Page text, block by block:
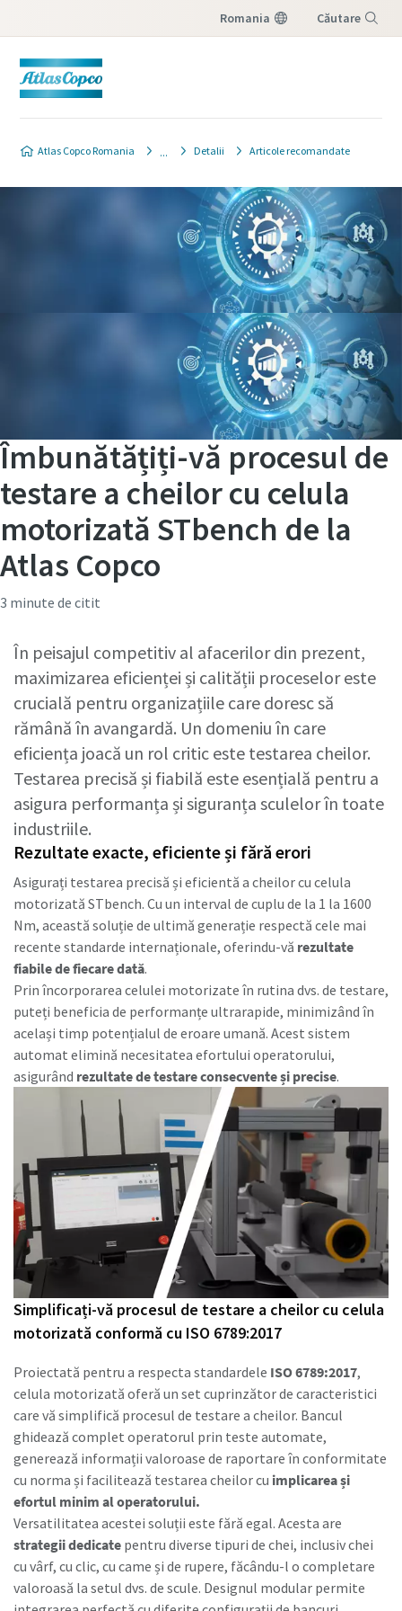
Romania Căutare
Atlas Copco Romania Detalii Articole recomandate
Vedeți toate industriile noastre
Vizualizare tot
E timpul să recalibrați?
Asigurați calitatea proceselor și reduceți defectele prin
calibrarea uneltelor și servicii acreditate de calibrare
pentru asigurarea calității.​
Programați acum calibrarea profesională a
uneltelor dumneavoastră!
Momentum Talks
Descoperiți discuții inspiraționale și captivante despre
Atlas Copco
Urmărește
Documentație & Resurse
Îmbunătățiți-vă procesul de
testare a cheilor cu celula
motorizată STbench de la
Atlas Copco
3 minute de citit
În peisajul competitiv al afacerilor din prezent,
maximizarea eficienței și calității proceselor este
crucială pentru organizațiile care doresc să
rămână în avangardă. Un domeniu în care
eficiența joacă un rol critic este testarea cheilor.
Testarea precisă și fiabilă este esențială pentru a
asigura performanța și siguranța sculelor în toate
industriile.
Rezultate exacte, eficiente și fără erori
Asigurați testarea precisă și eficientă a cheilor cu celula
motorizată STbench. Cu un interval de cuplu de la 1 la 1600
Nm, această soluție de ultimă generație respectă cele mai
recente standarde internaționale, oferindu-vă rezultate
fiabile de fiecare dată.
Prin încorporarea celulei motorizate în rutina dvs. de testare,
puteți beneficia de performanțe ultrarapide, minimizând în
același timp potențialul de eroare umană. Acest sistem
automat elimină necesitatea efortului operatorului,
asigurând rezultate de testare consecvente și precise.
Simplificați-vă procesul de testare a cheilor cu celula
motorizată conformă cu ISO 6789:2017
Proiectată pentru a respecta standardele ISO 6789:2017,
celula motorizată oferă un set cuprinzător de caracteristici
care vă simplifică procesul de testare a cheilor. Bancul
ghidează complet operatorul prin teste automate,
generează informații valoroase de raportare în conformitate
cu norma și facilitează testarea cheilor cu implicarea și
efortul minim al operatorului.
Versatilitatea acestei soluții este fără egal. Acesta are
strategii dedicate pentru diverse tipuri de chei, inclusiv chei
cu vârf, cu clic, cu came și de rupere, făcându-l o completare
valoroasă la setul dvs. de scule. Designul modular permite